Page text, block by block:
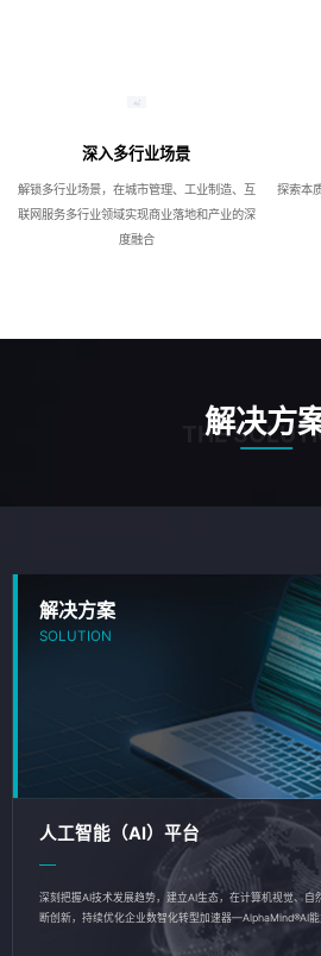
深入多行业场景
解锁多行业场景，在城市管理、工业制造、互
联网服务多行业领域实现商业落地和产业的深
度融合
探索本
解决方
THE
解决方案
SOLUTION
人工智能（AI）平台
深刻把握AI技术发展趋势，建立AI生态，在计算机视觉、
断创新，持续优化企业数智化转型加速器—AlphaMind®AI